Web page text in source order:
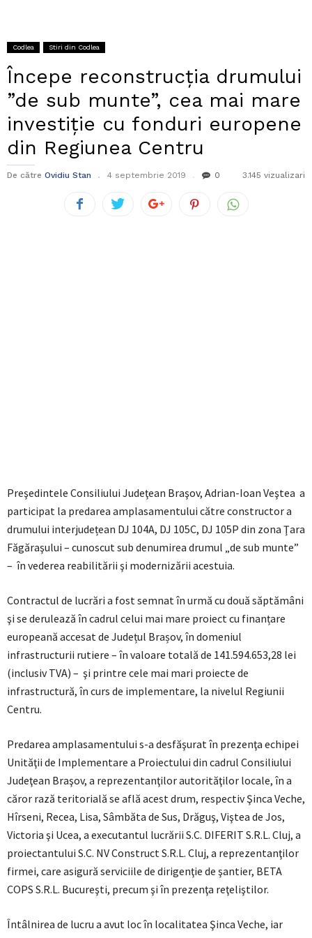
Codlea Stiri din Codlea
Începe reconstrucția drumului
”de sub munte”, cea mai mare
investiție cu fonduri europene
din Regiunea Centru
De către Ovidiu Stan 4 septembrie 2019 0 3.145 vizualizari
Preşedintele Consiliului Judeţean Braşov, Adrian-Ioan Veştea a
participat la predarea amplasamentului către constructor a
drumului interjudețean DJ 104A, DJ 105C, DJ 105P din zona Ţara
Făgăraşului – cunoscut sub denumirea drumul „de sub munte”
– în vederea reabilitării şi modernizării acestuia.
Contractul de lucrări a fost semnat în urmă cu două săptămâni
şi se derulează în cadrul celui mai mare proiect cu finanțare
europeană accesat de Județul Brașov, în domeniul
infrastructurii rutiere – în valoare totală de 141.594.653,28 lei
(inclusiv TVA) – şi printre cele mai mari proiecte de
infrastructură, în curs de implementare, la nivelul Regiunii
Centru.
Predarea amplasamentului s-a desfăşurat în prezenţa echipei
Unităţii de Implementare a Proiectului din cadrul Consiliului
Judeţean Braşov, a reprezentanţilor autorităţilor locale, în a
căror rază teritorială se află acest drum, respectiv Şinca Veche,
Hîrseni, Recea, Lisa, Sâmbăta de Sus, Drăguş, Viştea de Jos,
Victoria şi Ucea, a executantul lucrării S.C. DIFERIT S.R.L. Cluj, a
proiectantului S.C. NV Construct S.R.L. Cluj, a reprezentanţilor
firmei, care asigură serviciile de dirigenţie de şantier, BETA
COPS S.R.L. Bucureşti, precum şi în prezenţa reţeliştilor.
Întâlnirea de lucru a avut loc în localitatea Şinca Veche, iar